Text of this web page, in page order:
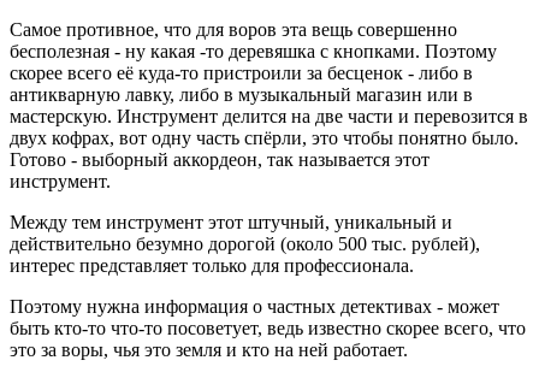
Самое противное, что для воров эта вещь совершенно
бесполезная - ну какая -то деревяшка с кнопками. Поэтому
скорее всего её куда-то пристроили за бесценок - либо в
антикварную лавку, либо в музыкальный магазин или в
мастерскую. Инструмент делится на две части и перевозится в
двух кофрах, вот одну часть спёрли, это чтобы понятно было.
Готово - выборный аккордеон, так называется этот
инструмент.
Между тем инструмент этот штучный, уникальный и
действительно безумно дорогой (около 500 тыс. рублей),
интерес представляет только для профессионала.
Поэтому нужна информация о частных детективах - может
быть кто-то что-то посоветует, ведь известно скорее всего, что
это за воры, чья это земля и кто на ней работает.